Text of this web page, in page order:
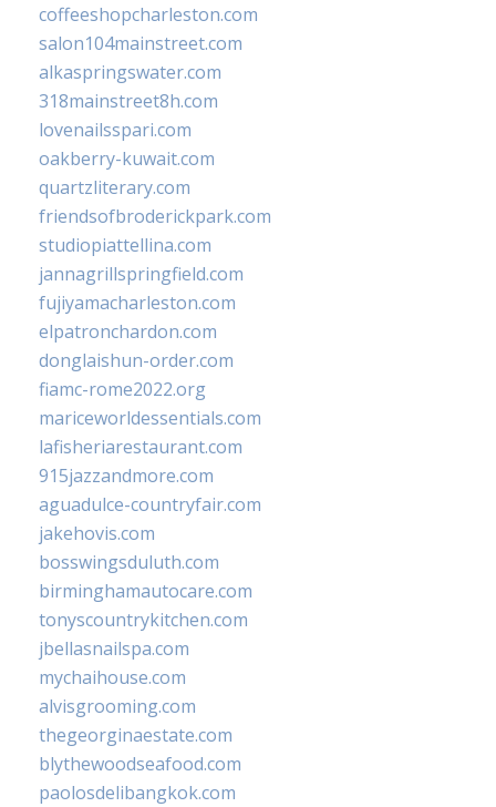
coffeeshopcharleston.com
salon104mainstreet.com
alkaspringswater.com
318mainstreet8h.com
lovenailsspari.com
oakberry-kuwait.com
quartzliterary.com
friendsofbroderickpark.com
studiopiattellina.com
jannagrillspringfield.com
fujiyamacharleston.com
elpatronchardon.com
donglaishun-order.com
fiamc-rome2022.org
mariceworldessentials.com
lafisheriarestaurant.com
915jazzandmore.com
aguadulce-countryfair.com
jakehovis.com
bosswingsduluth.com
birminghamautocare.com
tonyscountrykitchen.com
jbellasnailspa.com
mychaihouse.com
alvisgrooming.com
thegeorginaestate.com
blythewoodseafood.com
paolosdelibangkok.com